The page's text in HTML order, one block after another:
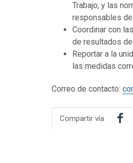
Trabajo, y las
responsables
Coordinar con
de resultados
Reportar a la
las medidas
Correo de contacto:
Compartir vía